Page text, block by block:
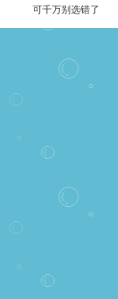
可千万别选错了